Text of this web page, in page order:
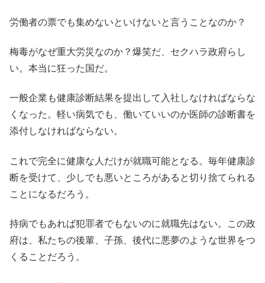
労働者の票でも集めないといけないと言うことなのか？
梅毒がなぜ重大労災なのか？爆笑だ、セクハラ政府らし
い。本当に狂った国だ。
一般企業も健康診断結果を提出して入社しなければならな
くなった。軽い病気でも、働いていいのか医師の診断書を
添付しなければならない。
これで完全に健康な人だけが就職可能となる。毎年健康診
断を受けて、少しでも悪いところがあると切り捨てられる
ことになるだろう。
持病でもあれば犯罪者でもないのに就職先はない。この政
府は、私たちの後輩、子孫、後代に悪夢のような世界をつ
くることだろう。